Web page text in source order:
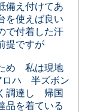
備え付けてあ
使えば良い
で付着した汗
提ですが
め 私は現地
ロハ 半ズボン
調達し 帰国
品を着ている